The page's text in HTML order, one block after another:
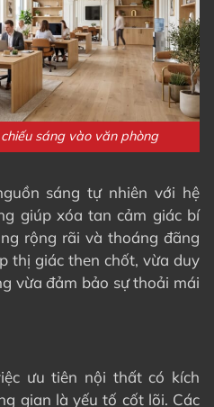
sáng vào văn phòng
sáng tự nhiên với hệ
giúp xóa tan cảm giác bí
rộng rãi và thoáng đãng
thị giác then chốt, vừa duy
vừa đảm bảo sự thoải mái
ưu tiên nội thất có kích
gian là yếu tố cốt lõi. Các